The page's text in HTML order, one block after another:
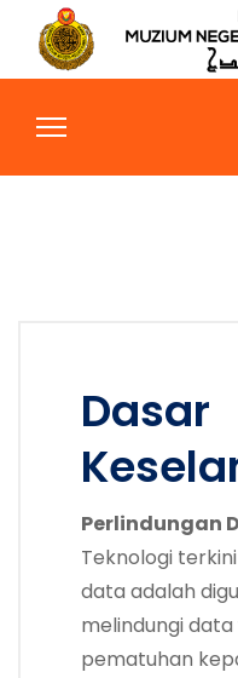
Dasar
Perlindungan
Teknologi
data adalah
melindungi
pematuhan